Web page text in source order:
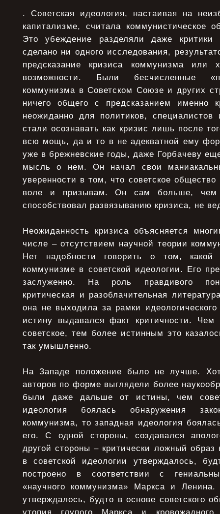
. Советская идеология, настаивая на
капитализме, считала коммунистическое
Это убеждение разделяли даже
сделано ни одного исследования,
предсказание кризиса коммунизма
возможности. Были бесчисленные
коммунизма в Советском Союзе и других
ничего общего с предсказанием именно
неожиданно для политиков,
стали осознавать как кризис лишь после
всю мощь, да и то в не адекватной ему
уже в брежневские годы, даже Горбачеву
мысль о нем. Он начал свои
уверенности в том, что советское общество
воле и призывам. Он сам больше,
способствовал развязыванию кризиса, не
Неожиданность кризиса объясняется
числе – отсутствием научной теории
Нет надобности говорить о том,
коммунизме в советской идеологии. Его
заслуженно. На роль правдивого
критическая и разоблачительная
она не выходила за рамки
истину выдавался факт критичности.
советское, тем более истинным это
так умышленно.
На Западе положение было не лучше.
авторов по форме выглядели более
были даже дальше от истины, чем
идеология боялась обнаружения
коммунизма, то западная идеология
его. С одной стороны, создавался
другой стороны – критически ложный
в советской идеологии утверждалось,
построено в соответствии с
«научного коммунизма» Маркса и
утверждалось, будто в основе советского
утопия глупого Маркса и